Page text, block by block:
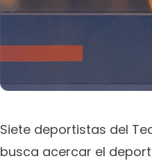
Siete deportistas del
busca acercar el